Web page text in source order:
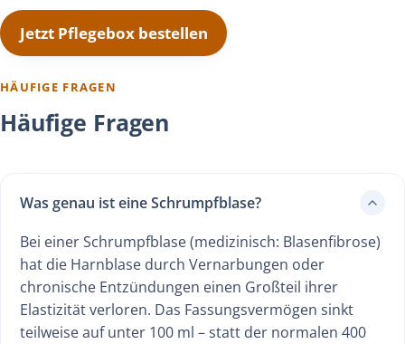
Jetzt Pflegebox bestellen
HÄUFIGE FRAGEN
Häufige Fragen
Was genau ist eine Schrumpfblase?
Bei einer Schrumpfblase (medizinisch: Blasenfibrose)
hat die Harnblase durch Vernarbungen oder
chronische Entzündungen einen Großteil ihrer
Elastizität verloren. Das Fassungsvermögen sinkt
teilweise auf unter 100 ml – statt der normalen 400